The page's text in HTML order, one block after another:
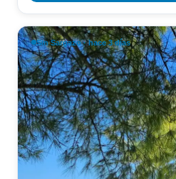
Sin Sargazo · hace 3 días